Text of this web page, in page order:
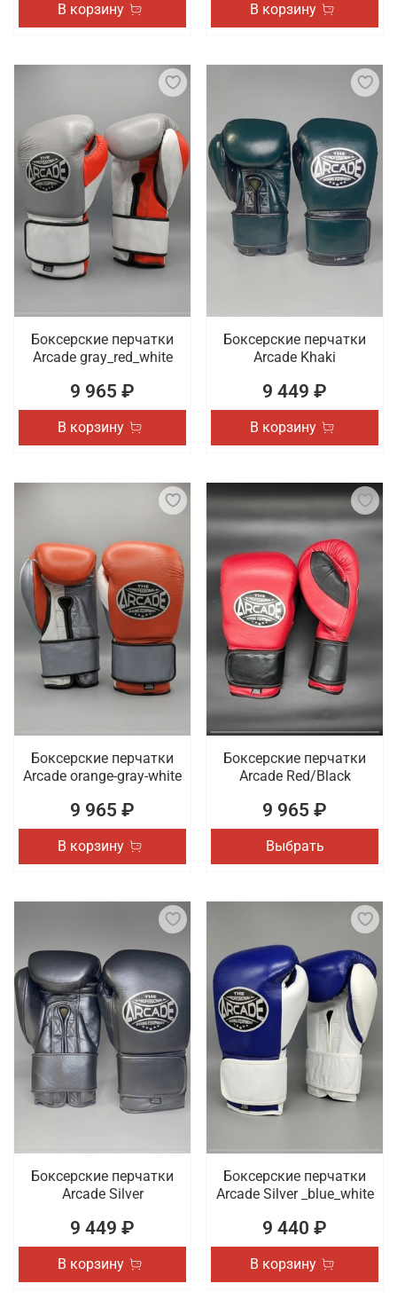
В корзину В корзину
Боксерские перчатки
Arcade gray_red_white
9 965 ₽
В корзину
Боксерские перчатки
Arcade Khaki
9 449 ₽
В корзину
Боксерские перчатки
Arcade orange-gray-white
9 965 ₽
В корзину
Боксерские перчатки
Arcade Red/Black
9 965 ₽
Выбрать
Боксерские перчатки
Arcade Silver
9 449 ₽
В корзину
Боксерские перчатки
Arcade Silver _blue_white
9 440 ₽
В корзину